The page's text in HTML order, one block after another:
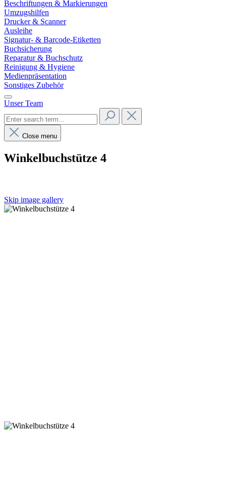
Beschriftungen & Markierungen
Umzugshilfen
Drucker & Scanner
Ausleihe
Signatur- & Barcode-Etiketten
Buchsicherung
Reparatur & Buchschutz
Reinigung & Hygiene
Medienpräsentation
Sonstiges Zubehör
Unser Team
Close menu
Winkelbuchstütze 4
Skip image gallery